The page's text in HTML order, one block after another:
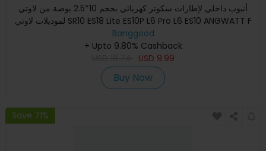
أنبوب داخلي لإطارات سكوتر كهربائي بحجم 10*2.5 بوصة من لاوتي
لموديلات لاوتي SR10 ES18 Lite ES10P L6 Pro L6 ES10 ANGWATT F
Banggood
+ Upto 9.80% Cashback
USD 9.99
Buy Now
Save 71%